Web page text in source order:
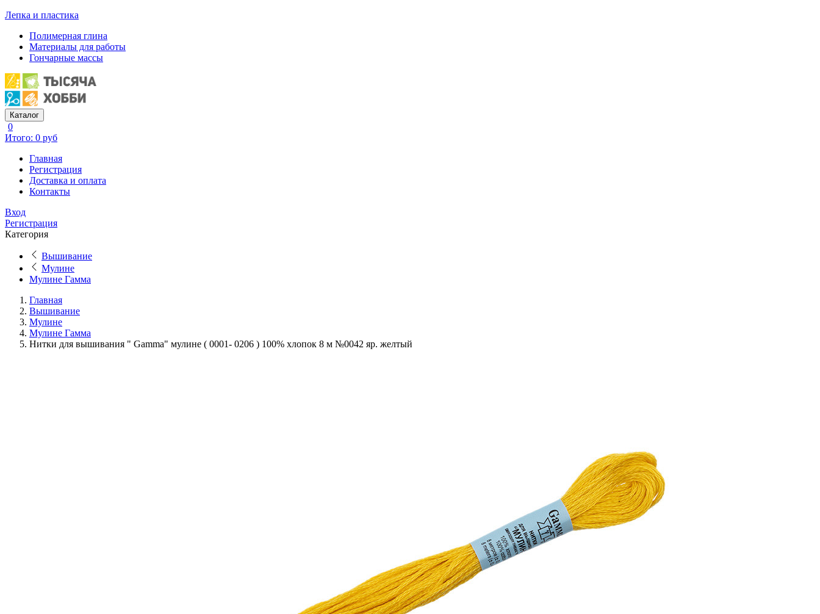
Лепка и пластика
Полимерная глина
Материалы для работы
Гончарные массы
Каталог
0
Итого: 0 руб
Главная
Регистрация
Доставка и оплата
Контакты
Вход
Регистрация
Категория
Вышивание
Мулине
Мулине Гамма
Главная
Вышивание
Мулине
Мулине Гамма
Нитки для вышивания " Gamma" мулине ( 0001- 0206 ) 100% хлопок 8 м №0042 яр. желтый